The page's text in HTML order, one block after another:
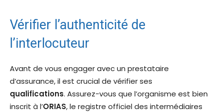
Vérifier l’authenticité de
l’interlocuteur
Avant de vous engager avec un prestataire
d’assurance, il est crucial de vérifier ses
qualifications. Assurez-vous que l’organisme est bien
inscrit à l’ORIAS, le registre officiel des intermédiaires